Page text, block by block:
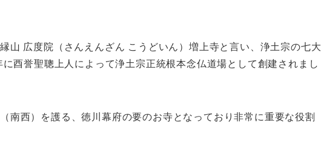
山 広度院（さんえんざん こうどいん）増上寺と言い、浄土宗の七大
酉誉聖聰上人によって浄土宗正統根本念仏道場として創建されまし
南西）を護る、徳川幕府の要のお寺となっており非常に重要な役割